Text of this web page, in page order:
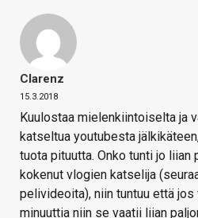
Clarenz
15.3.2018
Kuulostaa mielenkiintoiselta ja
katseltua youtubesta
tuota pituutta. Onko tunti jo liian
kokenut vlogien katselija
pelivideoita), niin tuntuu että
minuuttia niin se vaatii liian